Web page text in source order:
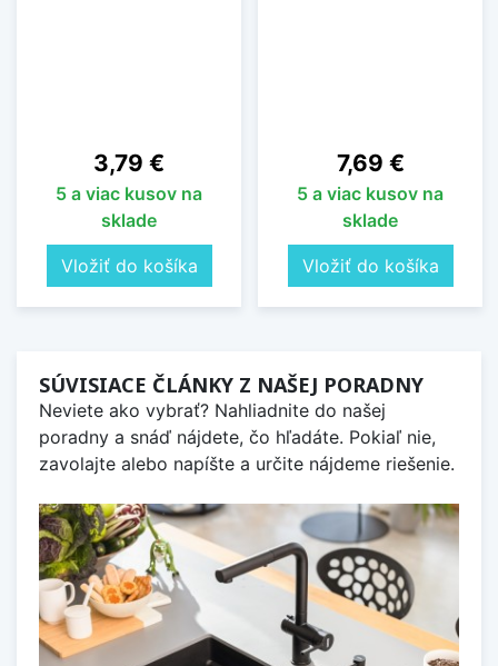
Cena
3,79 €
5 a viac kusov na
sklade
Vložiť do košíka
Cena
7,69 €
5 a viac kusov na
sklade
Vložiť do košíka
SÚVISIACE ČLÁNKY Z NAŠEJ PORADNY
Neviete ako vybrať? Nahliadnite do našej
poradny a snáď nájdete, čo hľadáte. Pokiaľ nie,
zavolajte alebo napíšte a určite nájdeme riešenie.